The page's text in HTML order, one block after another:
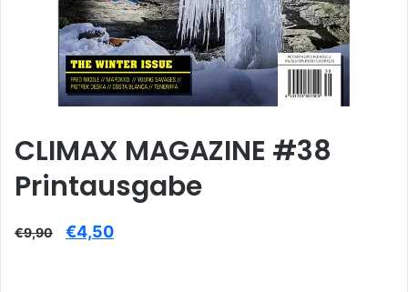
CLIMAX MAGAZINE #38
Printausgabe
€9,90
Ursprünglicher
€4,50Aktueller